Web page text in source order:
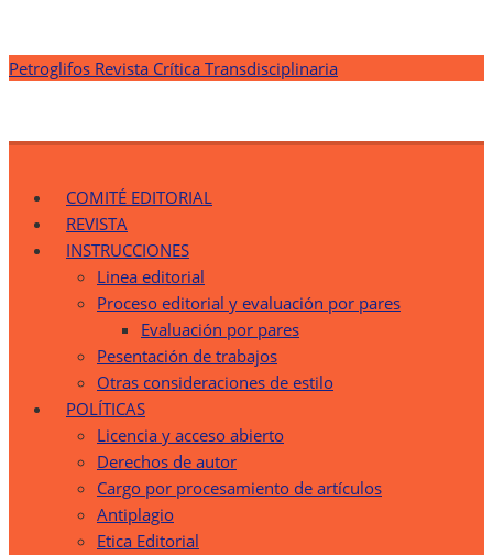
Saltar
Petroglifos Revista Crítica Transdisciplinaria
COMITÉ EDITORIAL
REVISTA
INSTRUCCIONES
Linea editorial
Proceso editorial y evaluación por pares
Evaluación por pares
Pesentación de trabajos
Otras consideraciones de estilo
POLÍTICAS
Licencia y acceso abierto
Derechos de autor
Cargo por procesamiento de artículos
Antiplagio
Etica Editorial